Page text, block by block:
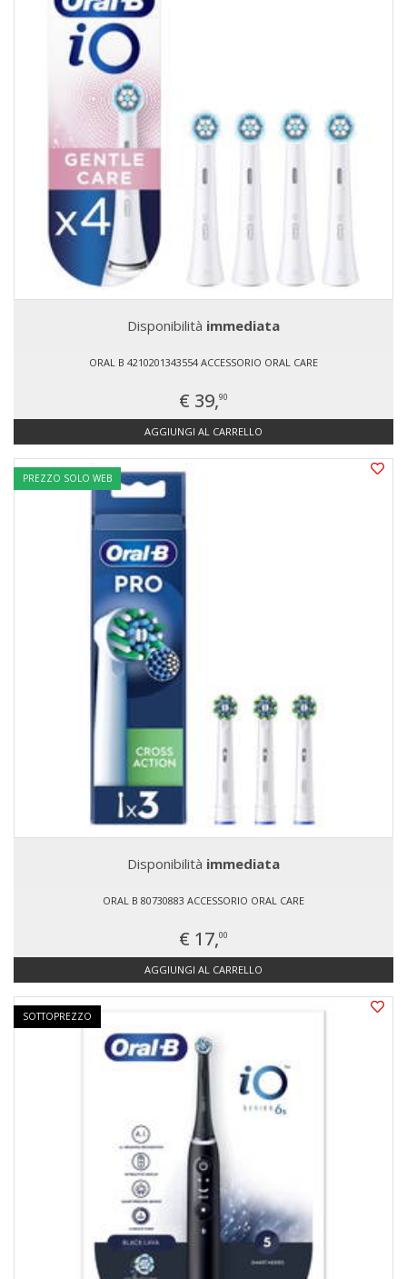
Disponibilità immediata
ORAL B 4210201343554 ACCESSORIO ORAL CARE
€ 39,90
AGGIUNGI AL CARRELLO
PREZZO SOLO WEB
Disponibilità immediata
ORAL B 80730883 ACCESSORIO ORAL CARE
€ 17,00
AGGIUNGI AL CARRELLO
SOTTOPREZZO